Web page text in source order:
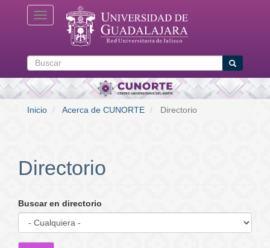
Toggle navigation
Buscar Buscar
Inicio Acerca de CUNORTE Directorio
Directorio
Buscar en directorio